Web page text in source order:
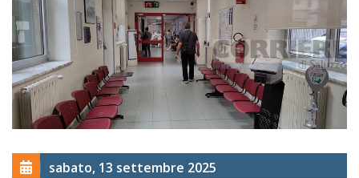
sabato, 13 settembre 2025